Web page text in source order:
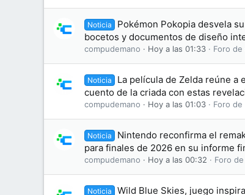
Noticia
Pokémon Pokopia desvela
bocetos y documentos de diseño
compudemano Hoy a las 01:33 Foro
Noticia
La película de Zelda reúne a
cuento de la criada con estas
compudemano Hoy a las 01:03 Foro
Noticia
Nintendo reconfirma el
para finales de 2026 en su informe
compudemano Hoy a las 00:32 Foro
Noticia
Wild Blue Skies, juego